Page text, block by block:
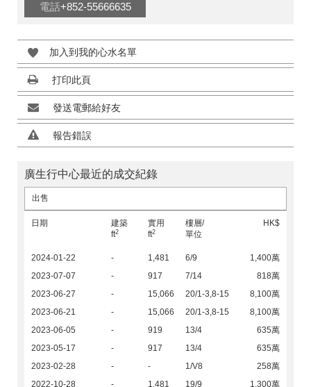
電話+852-55666635
加入到我的心水名單
打印此頁
發送電郵給好友
報告錯誤
廣生行中心最近的成交紀錄
出售
日期
建築
ft2
實用
ft2
樓層/
單位
HK$
2024-01-22 - 1,481 6/9
1,400萬
2023-07-07
- 917 7/14
818萬
2023-06-27
- 15,066 20/1-3,8-15
8,100萬
2023-06-21
- 15,066 20/1-3,8-15
8,100萬
2023-06-05
- 919 13/4
635萬
2023-05-17
- 917 13/4
635萬
2023-02-28
- - 1/V8
258萬
2022-10-28
- 1,481 19/9
1,300萬